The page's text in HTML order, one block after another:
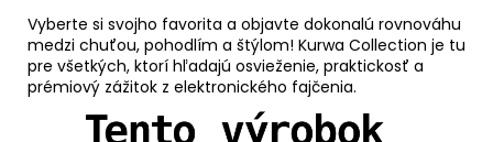
Vyberte si svojho favorita a objavte dokonalú rovnováhu
medzi chuťou, pohodlím a štýlom! Kurwa Collection je tu
pre všetkých, ktorí hľadajú osvieženie, praktickosť a
prémiový zážitok z elektronického fajčenia.